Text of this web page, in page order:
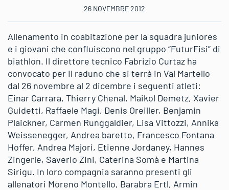
26 NOVEMBRE 2012
Allenamento in coabitazione per la squadra juniores
e i giovani che confluiscono nel gruppo “FuturFisi” di
biathlon. Il direttore tecnico Fabrizio Curtaz ha
convocato per il raduno che si terrà in Val Martello
dal 26 novembre al 2 dicembre i seguenti atleti:
Einar Carrara, Thierry Chenal, Maikol Demetz, Xavier
Guidetti, Raffaele Magi, Denis Oreiller, Benjamin
Plaickner, Carmen Runggaldier, Lisa Vittozzi, Annika
Weissenegger, Andrea baretto, Francesco Fontana
Hoffer, Andrea Majori, Etienne Jordaney, Hannes
Zingerle, Saverio Zini, Caterina Somà e Martina
Sirigu. In loro compagnia saranno presenti gli
allenatori Moreno Montello, Barabra Ertl, Armin